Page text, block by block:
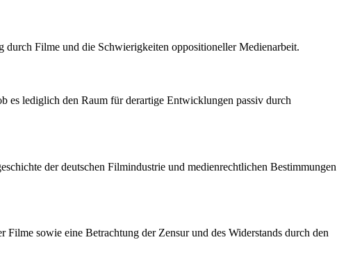
Filme und die Schwierigkeiten oppositioneller Medienarbeit.
es lediglich den Raum für derartige Entwicklungen passiv durch
der deutschen Filmindustrie und medienrechtlichen Bestimmungen
sowie eine Betrachtung der Zensur und des Widerstands durch den